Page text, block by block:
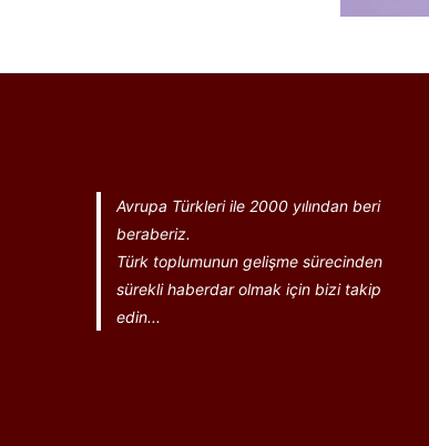
Avrupa Türkleri ile 2000 yılından beri
beraberiz.
Türk toplumunun gelişme sürecinden
sürekli haberdar olmak için bizi takip
edin...